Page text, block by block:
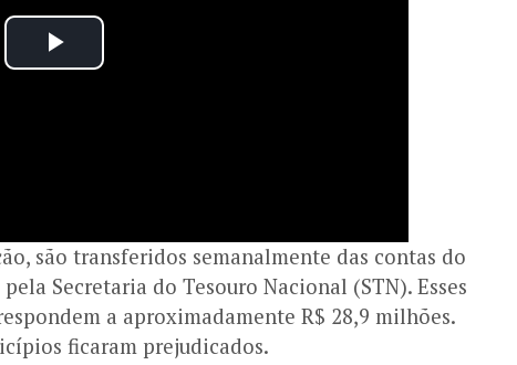
são transferidos semanalmente das contas do
Secretaria do Tesouro Nacional (STN). Esses
a aproximadamente R$ 28,9 milhões.
ficaram prejudicados.